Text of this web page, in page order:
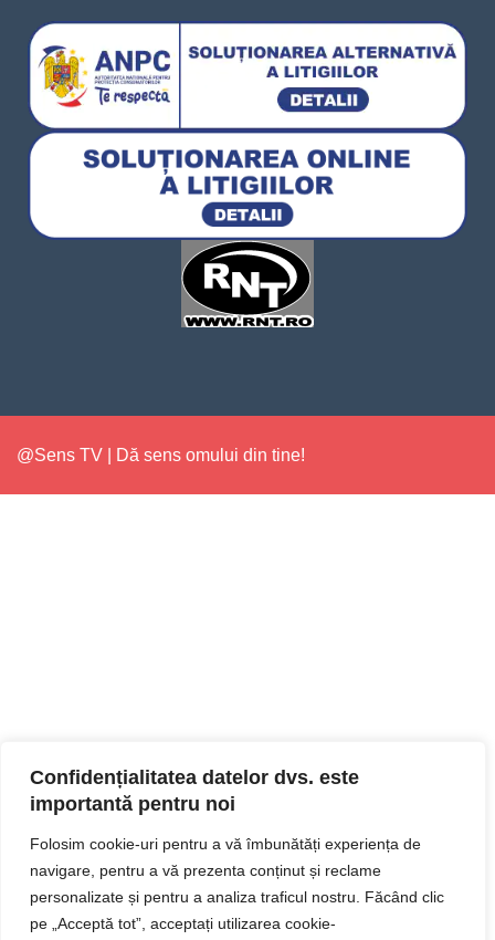
Confidențialitatea datelor dvs. este
importantă pentru noi
Folosim cookie-uri pentru a vă îmbunătăți experiența de
navigare, pentru a vă prezenta conținut și reclame
personalizate și pentru a analiza traficul nostru. Făcând clic
pe „Acceptă tot”, acceptați utilizarea cookie-
@Sens TV | Dă sens omului din tine!